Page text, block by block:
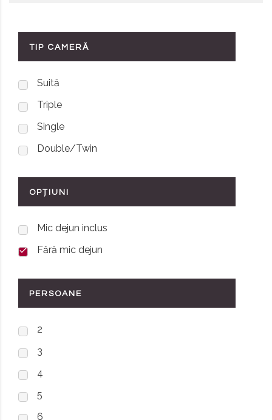
TIP CAMERĂ
Suită
Triple
Single
Double/Twin
OPȚIUNI
Mic dejun inclus
Fără mic dejun
PERSOANE
2
3
4
5
6